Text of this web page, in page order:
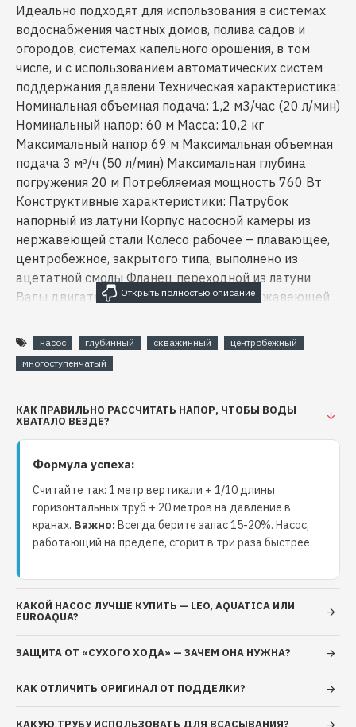
Идеально подходят для использования в системах
водоснабжения частных домов, полива садов и
огородов, системах капельного орошения, в том
числе, и с использованием автоматических систем
поддержания давлени Техническая характеристика:
Номинальная объемная подача: 1,2 м3/час (20 л/мин)
Номинальный напор: 60 м Масса: 10,2 кг
Максимальный напор 69 м Максимальная объемная
подача 3 м³/ч (50 л/мин) Максимальная глубина
погружения 20 м Потребляемая мощность 760 Вт
Конструктивные характеристики: Патрубок
напорный из латуни Корпус насосной камеры из
нержавеющей стали Колесо рабочее – плавающее,
центробежное, закрытого типа, выполнено из
ацетатной смолы Фланец переходной из латуни
Валы двигателя и насосной части из нержавеющей
двигателя и рубашка насосной камеры из
нержавеющей стали Уплотнение торцовое –
графит/керамика /NBR/AISI 304 Улучшена защита
усилено специальной манжетой Укомплектован
специальной муфтой для герметичного соединения
кабеля двигателя с кабелем электропитания
Двигатель: Асинхронный двухполюсный с
короткозамкнутым ротором, маслонаполненный
Степень защиты IPХ8 Класс нагревостойкости
изоляции В Однофазное исполнение с
установленными в корпус электродвигателя
устройством защиты двигателя от перегрузок
Напряжение питания: 220 В, 50 Гц Режим работы:
продолжительный Ограничения: Перекачиваемая
жидкость: вода или другие жидкости, сходные с
водой по плотности и химической активности Общая
Показатель рН 6,5 – 9,5 Содержание механических
примесей, не более 50 г/м³ Максимальный размер
насос глубинный скважинный
центробежный
многоступенчатый
КАК ПРАВИЛЬНО РАССЧИТАТЬ НАПОР, ЧТОБЫ ВОДЫ
ХВАТАЛО ВЕЗДЕ?
Формула успеха:
Считайте так: 1 метр вертикали + 1/10 длины
горизонтальных труб + 20 метров на давление в
кранах. Важно:Всегда берите запас 15-20%. Насос,
работающий на пределе, сгорит в три раза быстрее.
КАКОЙ НАСОС ЛУЧШЕ КУПИТЬ — LEO, AQUATICA ИЛИ
EUROAQUA?
ЗАЩИТА ОТ «СУХОГО ХОДА» — ЗАЧЕМ ОНА НУЖНА?
КАК ОТЛИЧИТЬ ОРИГИНАЛ ОТ ПОДДЕЛКИ?
КАКУЮ ТРУБУ ИСПОЛЬЗОВАТЬ ДЛЯ ВСАСЫВАНИЯ?